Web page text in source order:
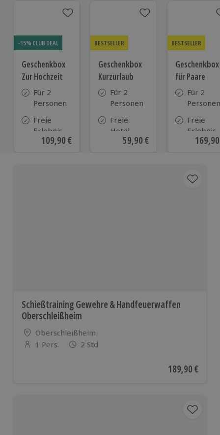
-15% CLUB DEAL
Geschenkbox
Zur Hochzeit
Für 2
Personen
Freie
Erlebnis-
Auswahl
Aktueller Preis
109,90 €
BESTSELLER
Geschenkbox
Kurzurlaub
Für 2
Personen
Freie
Hotel-
Auswahl
Aktueller Preis
59,90 €
BESTSELLER
Geschenkbox
für Paare
Für 2
Personen
Freie
Erlebnis-
Auswahl
Schießtraining Gewehre & Handfeuerwaffen
Oberschleißheim
Standort
Oberschleißheim
Anzahl der Teilnehmer
1 Pers. 2 Std
Aktueller Preis
189,90 €